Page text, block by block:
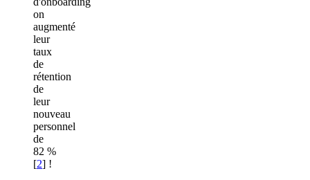
on
augmenté
leur
taux
de
rétention
de
leur
nouveau
personnel
de
82 %
[2] !